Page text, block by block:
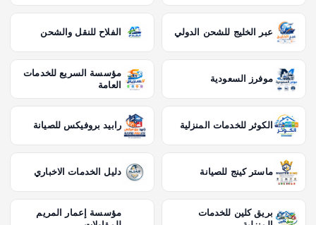
عبر الخليج للشحن الدولي الفلاح للنقل والشحن
موفرز السعودية
مؤسسة السريع للخدمات
العامة
الكوثر للخدمات المنزلية رابيد بروفيكس للصيانة
ماستر كينج للصيانة دليل الخدمات الاخباري
بريق كلين للخدمات
مؤسسة إعمار المريم